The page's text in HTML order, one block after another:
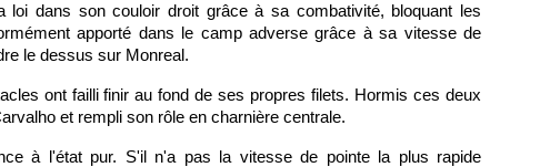
loi dans son couloir droit grâce à sa combativité, bloquant les
apporté dans le camp adverse grâce à sa vitesse de
le dessus sur Monreal.
ont failli finir au fond de ses propres filets. Hormis ces deux
et rempli son rôle en charnière centrale.
à l'état pur. S'il n'a pas la vitesse de pointe la plus rapide